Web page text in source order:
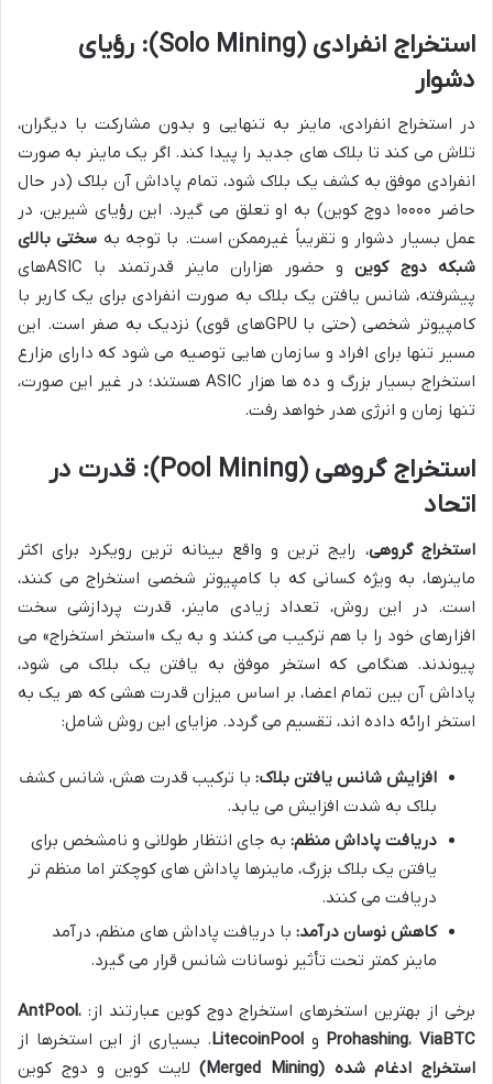
استخراج انفرادی (Solo Mining): رؤیای
دشوار
در استخراج انفرادی، ماینر به تنهایی و بدون مشارکت با دیگران،
تلاش می کند تا بلاک های جدید را پیدا کند. اگر یک ماینر به صورت
انفرادی موفق به کشف یک بلاک شود، تمام پاداش آن بلاک (در حال
حاضر ۱۰۰۰۰ دوج کوین) به او تعلق می گیرد. این رؤیای شیرین، در
عمل بسیار دشوار و تقریباً غیرممکن است. با توجه به سختی بالای
شبکه دوج کوین
و حضور هزاران ماینر قدرتمند با ASICهای
پیشرفته، شانس یافتن یک بلاک به صورت انفرادی برای یک کاربر با
کامپیوتر شخصی (حتی با GPUهای قوی) نزدیک به صفر است. این
مسیر تنها برای افراد و سازمان هایی توصیه می شود که دارای مزارع
استخراج بسیار بزرگ و ده ها هزار ASIC هستند؛ در غیر این صورت،
تنها زمان و انرژی هدر خواهد رفت.
استخراج گروهی (Pool Mining): قدرت در
اتحاد
استخراج گروهی، رایج ترین و واقع بینانه ترین رویکرد برای اکثر
ماینرها، به ویژه کسانی که با کامپیوتر شخصی استخراج می کنند،
است. در این روش، تعداد زیادی ماینر، قدرت پردازشی سخت
افزارهای خود را با هم ترکیب می کنند و به یک «استخر استخراج» می
پیوندند. هنگامی که استخر موفق به یافتن یک بلاک می شود،
پاداش آن بین تمام اعضا، بر اساس میزان قدرت هشی که هر یک به
استخر ارائه داده اند، تقسیم می گردد. مزایای این روش شامل:
افزایش شانس یافتن بلاک: با ترکیب قدرت هش، شانس کشف
بلاک به شدت افزایش می یابد.
دریافت پاداش منظم: به جای انتظار طولانی و نامشخص برای
یافتن یک بلاک بزرگ، ماینرها پاداش های کوچکتر اما منظم تر
دریافت می کنند.
کاهش نوسان درآمد: با دریافت پاداش های منظم، درآمد
ماینر کمتر تحت تأثیر نوسانات شانس قرار می گیرد.
برخی از بهترین استخرهای استخراج دوج کوین عبارتند از: AntPool،
Prohashing، ViaBTC و LitecoinPool. بسیاری از این استخرها از
استخراج ادغام شده (Merged Mining)
لایت کوین و دوج کوین